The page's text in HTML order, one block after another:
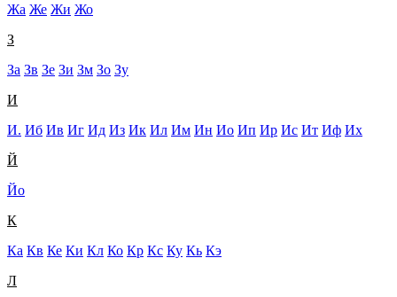
Жа Же Жи Жо
З
За Зв Зе Зи Зм Зо Зу
И
И. Иб Ив Иг Ид Из Ик Ил Им Ин Ио Ип Ир Ис Ит Иф Их
Й
Йо
К
Ка Кв Ке Ки Кл Ко Кр Кс Ку Кь Кэ
Л